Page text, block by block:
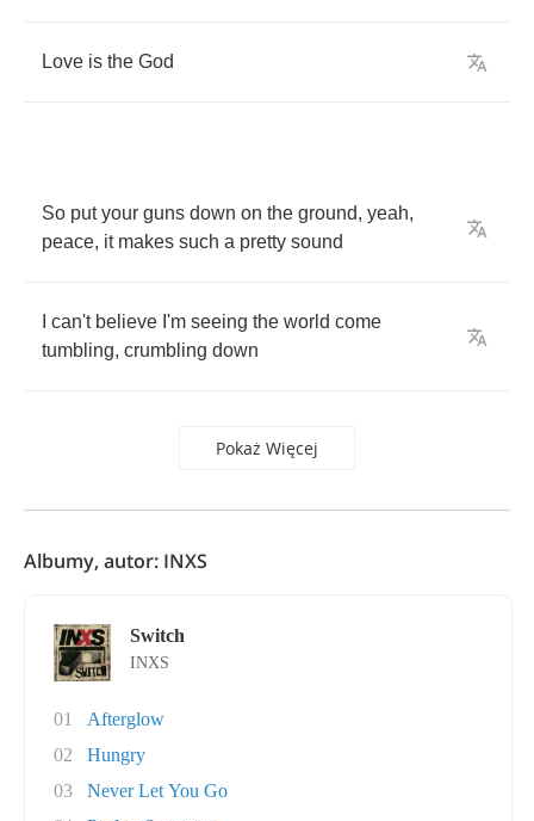
Love is the God
So put your guns down on the ground, yeah,
peace, it makes such a pretty sound
can't believe I'm seeing the world come
tumbling, crumbling down
Pokaż Więcej
Albumy, autor: INXS
Switch
INXS
01
Afterglow
02
Hungry
03
Never Let You Go